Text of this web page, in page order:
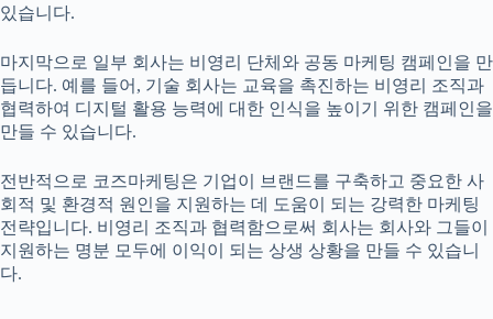
있습니다.
마지막으로 일부 회사는 비영리 단체와 공동 마케팅 캠페인을 만
듭니다. 예를 들어, 기술 회사는 교육을 촉진하는 비영리 조직과
협력하여 디지털 활용 능력에 대한 인식을 높이기 위한 캠페인을
만들 수 있습니다.
전반적으로 코즈마케팅은 기업이 브랜드를 구축하고 중요한 사
회적 및 환경적 원인을 지원하는 데 도움이 되는 강력한 마케팅
전략입니다. 비영리 조직과 협력함으로써 회사는 회사와 그들이
지원하는 명분 모두에 이익이 되는 상생 상황을 만들 수 있습니
다.